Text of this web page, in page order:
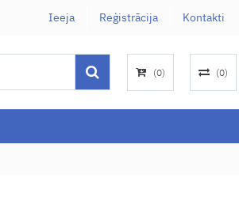
Ieeja Reģistrācija Kontakti
(0) (0)